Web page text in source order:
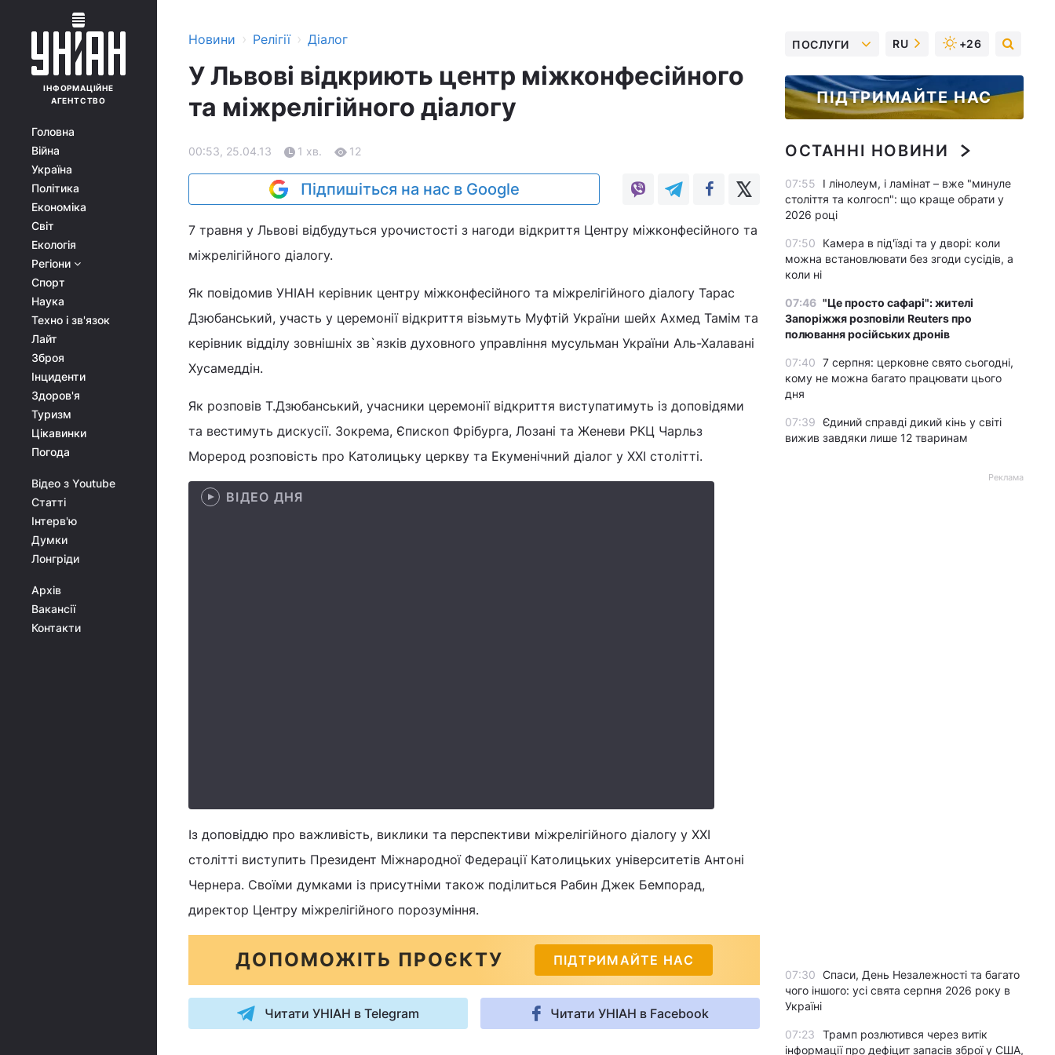
ІНФОРМАЦІЙНЕ
АГЕНТСТВО
Головна
Війна
Україна
Політика
Економіка
Світ
Екологія
Регіони
Спорт
Наука
Техно і зв'язок
Лайт
Зброя
Інциденти
Здоров'я
Туризм
Цікавинки
Погода
Відео з Youtube
Статті
Інтерв'ю
Думки
Лонгріди
Архів
Вакансії
Контакти
Новини › Релігії › Діалог
У Львові відкриють центр міжконфесійного
та міжрелігійного діалогу
00:53, 25.04.13 1 хв. 12
Підпишіться на нас в Google
7 травня у Львові відбудуться урочистості з нагоди відкриття Центру міжконфесійного та
міжрелігійного діалогу.
Як повідомив УНІАН керівник центру міжконфесійного та міжрелігійного діалогу Тарас
Дзюбанський, участь у церемонії відкриття візьмуть Муфтій України шейх Ахмед Тамім та
керівник відділу зовнішніх зв`язків духовного управління мусульман України Аль-Халавані
Хусамеддін.
Як розповів Т.Дзюбанський, учасники церемонії відкриття виступатимуть із доповідями
та вестимуть дискусії. Зокрема, Єпископ Фрібурга, Лозані та Женеви РКЦ Чарльз
Морерод розповість про Католицьку церкву та Екуменічний діалог у ХХІ столітті.
ВІДЕО ДНЯ
Із доповіддю про важливість, виклики та перспективи міжрелігійного діалогу у ХХІ
столітті виступить Президент Міжнародної Федерації Католицьких університетів Антоні
Чернера. Своїми думками із присутніми також поділиться Рабин Джек Бемпорад,
директор Центру міжрелігійного порозуміння.
ДОПОМОЖІТЬ ПРОЄКТУ ПІДТРИМАЙТЕ НАС
Читати УНІАН в Telegram Читати УНІАН в Facebook
ПОСЛУГИ RU +26
ПІДТРИМАЙТЕ НАС
ОСТАННІ НОВИНИ
07:55
І лінолеум, і ламінат – вже "минуле
століття та колгосп": що краще обрати у
2026 році
07:50
Камера в під'їзді та у дворі: коли
можна встановлювати без згоди сусідів, а
коли ні
07:46 "Це просто сафарі": жителі
Запоріжжя розповіли Reuters про
полювання російських дронів
07:40 7 серпня: церковне свято сьогодні,
кому не можна багато працювати цього
дня
07:39 Єдиний справді дикий кінь у світі
вижив завдяки лише 12 тваринам
Реклама
07:30 Спаси, День Незалежності та багато
чого іншого: усі свята серпня 2026 року в
Україні
07:23
Трамп розлютився через витік
інформації про дефіцит запасів зброї у США,